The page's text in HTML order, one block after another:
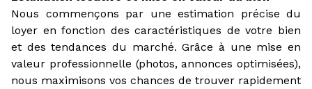
Nous commençons par une estimation précise du
loyer en fonction des caractéristiques de votre bien
et des tendances du marché. Grâce à une mise en
valeur professionnelle (photos, annonces optimisées),
nous maximisons vos chances de trouver rapidement